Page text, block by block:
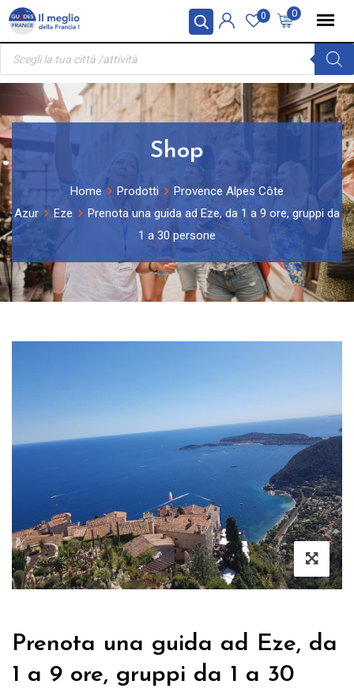
Pannello di gestione dei cookies
Skip
content
0
0
Ricerca
prodotti
Shop
Home Prodotti
Provence Alpes Côte
Azur
Eze
Prenota una guida ad Eze, da 1 a 9 ore, gruppi da
1 a 30 persone
Prenota una guida ad Eze, da
1 a 9 ore, gruppi da 1 a 30